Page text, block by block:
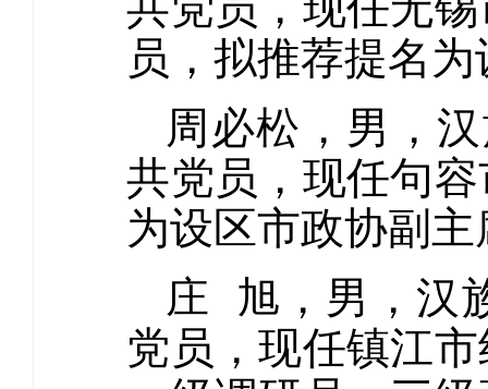
员，拟推荐提名
周必松，男，
共党员，现任句
为设区市政协副
庄 旭，男，汉
党员，现任镇江